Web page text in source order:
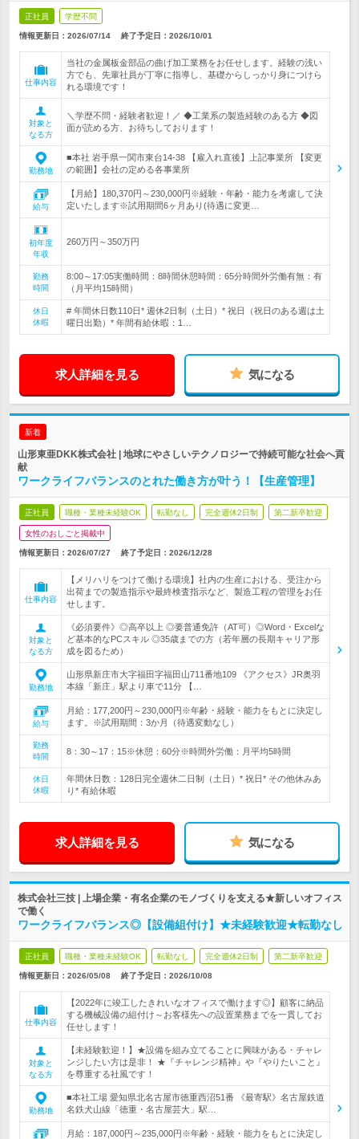
正社員 学歴不問
情報更新日：2026/07/14 終了予定日： 2026/10/01
仕事内容
当社の金属板金部品の曲げ加工業務をお任せします。経験の浅い
方でも、先輩社員が丁寧に指導し、基礎からしっかり身につけら
れる環境です！
対象と
なる方
＼学歴不問・経験者歓迎！／ ◆工業系の製造経験のある方 ◆図
面が読める方、お待ちしております！
勤務地
■本社 岩手県一関市東台14-38 【雇入れ直後】上記事業所 【変更
の範囲】会社の定める各事業所
給与
【月給】180,370円～230,000円※経験・年齢・能力を考慮して決
定いたします※試用期間6ヶ月あり(待遇に変更…
初年度
年収
260万円～350万円
勤務
時間
8:00～17:05実働時間：8時間休憩時間：65分時間外労働有無：有
（月平均15時間）
休日
休暇
# 年間休日数110日* 週休2日制（土日）* 祝日（祝日のある週は土
曜日出勤）* 年間有給休暇：1…
求人詳細を見る 気になる
新着
山形東亜DKK株式会社 | 地球にやさしいテクノロジーで持続可能な社会へ貢
献
ワークライフバランスのとれた働き方が叶う！【生産管理】
正社員 職種・業種未経験OK 転勤なし 完全週休2日制 第二新卒歓迎
女性のおしごと掲載中
情報更新日：2026/07/27 終了予定日： 2026/12/28
仕事内容
【メリハリをつけて働ける環境】社内の生産における、受注から
出荷までの製造指示や最終検査指示など、製造工程の管理をお任
せします。
対象と
なる方
《必須要件》◎高卒以上 ◎要普通免許（AT可）◎Word・Excelな
ど基本的なPCスキル ◎35歳までの方（若年層の長期キャリア形
成を図るため）
勤務地
山形県新庄市大字福田字福田山711番地109 《アクセス》JR奥羽
本線「新庄」駅より車で11分 【…
給与
月給：177,200円～230,000円※年齢・経験・能力をもとに決定し
ます。※試用期間：3か月（待遇変動なし）
勤務
時間
8：30～17：15※休憩：60分※時間外労働：月平均5時間
休日
休暇
年間休日数：128日完全週休二日制（土日）* 祝日* その他休みあ
り* 有給休暇
求人詳細を見る 気になる
株式会社三技 | 上場企業・有名企業のモノづくりを支える★新しいオフィス
で働く
ワークライフバランス◎【設備組付け】★未経験歓迎★転勤なし
正社員 職種・業種未経験OK 転勤なし 完全週休2日制 第二新卒歓迎
情報更新日：2026/05/08 終了予定日： 2026/10/08
仕事内容
【2022年に竣工したきれいなオフィスで働けます◎】顧客に納品
する機械設備の組付け～お客様先への設置業務までを一貫してお
任せします！
対象と
なる方
【未経験歓迎！】★設備を組み立てることに興味がある・チャレ
ンジしたい方は是非！ ★『チャレンジ精神』や『やりたいこと』
を尊重する社風です！
勤務地
■本社工場 愛知県北名古屋市徳重西沼51番 《最寄駅》名古屋鉄道
名鉄犬山線「徳重・名古屋芸大」駅…
月給：187,000円～235,000円※年齢・経験・能力をもとに決定し